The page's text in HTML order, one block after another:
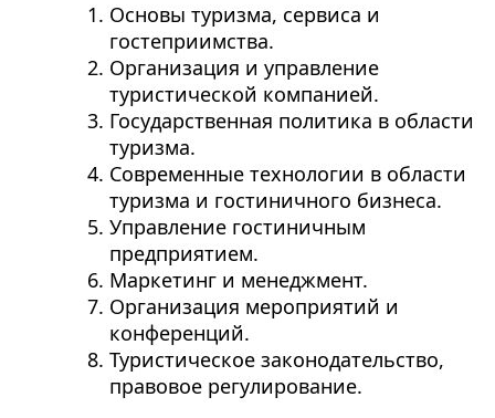
Основы туризма, сервиса и
гостеприимства.
Организация и управление
туристической компанией.
Государственная политика в области
туризма.
Современные технологии в области
туризма и гостиничного бизнеса.
Управление гостиничным
предприятием.
Маркетинг и менеджмент.
Организация мероприятий и
конференций.
Туристическое законодательство,
правовое регулирование.